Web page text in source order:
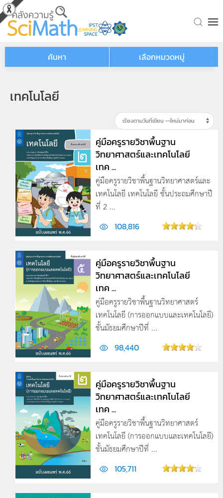
Skip to main content
ค้นหา เลือกหมวดหมู่
เทคโนโลยี
คู่มือครูรายวิชาพื้นฐาน
วิทยาศาสตร์และเทคโนโลยี
เทค ...
คู่มือครูรายวิชาพื้นฐานวิทยาศาสตร์และ
เทคโนโลยี เทคโนโลยี ชั้นประถมศึกษาปี
ที่ 2 ...
108,816
คู่มือครูรายวิชาพื้นฐาน
วิทยาศาสตร์และเทคโนโลยี
เทค ...
คู่มือครูรายวิชาพื้นฐานวิทยาศาสตร์
เทคโนโลยี (การออกแบบและเทคโนโลยี)
ชั้นมัธยมศึกษาปีที่ ...
98,440
คู่มือครูรายวิชาพื้นฐาน
วิทยาศาสตร์และเทคโนโลยี
เทค ...
คู่มือครูรายวิชาพื้นฐานวิทยาศาสตร์
เทคโนโลยี (การออกแบบและเทคโนโลยี)
ชั้นมัธยมศึกษาปีที่ ...
105,711